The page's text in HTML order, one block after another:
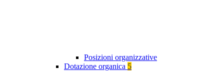
Posizioni organizzative
Dotazione organica 5